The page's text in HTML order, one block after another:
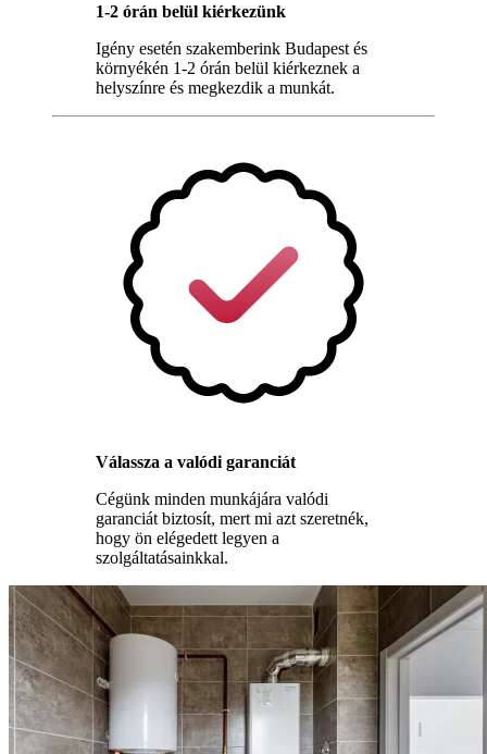
1-2 órán belül kiérkezünk
Igény esetén szakemberink Budapest és
környékén 1-2 órán belül kiérkeznek a
helyszínre és megkezdik a munkát.
Válassza a valódi garanciát
Cégünk minden munkájára valódi
garanciát biztosít, mert mi azt szeretnék,
hogy ön elégedett legyen a
szolgáltatásainkkal.